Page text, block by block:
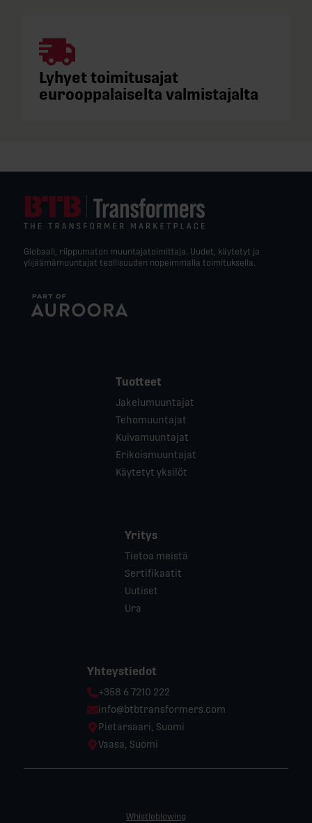
Lyhyet toimitusajat
eurooppalaiselta valmistajalta
Globaali, riippumaton muuntajatoimittaja. Uudet, käytetyt ja
ylijäämämuuntajat teollisuuden nopeimmalla toimituksella.
Tuotteet
Jakelumuuntajat
Tehomuuntajat
Kuivamuuntajat
Erikoismuuntajat
Käytetyt yksilöt
Yritys
Tietoa meistä
Sertifikaatit
Uutiset
Ura
Yhteystiedot
Phone:
+358 6 7210 222
Email:
info@btbtransformers.com
Location:
Pietarsaari, Suomi
Location:
Vaasa, Suomi
Whistleblowing